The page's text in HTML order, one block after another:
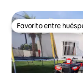
Favorito entre
Favorito entre